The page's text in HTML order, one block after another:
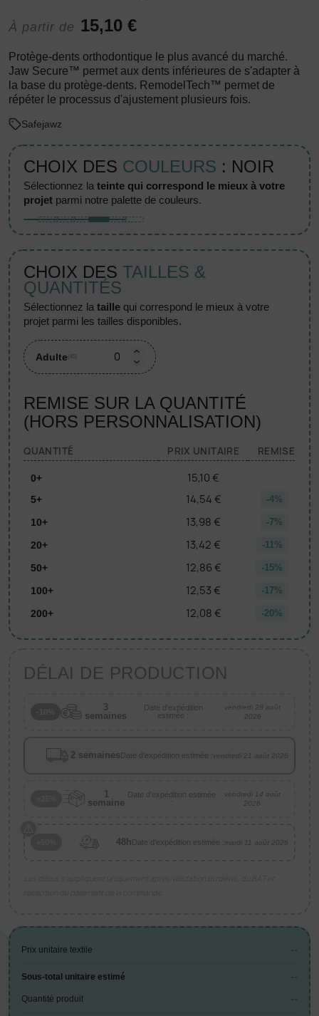
À partir de 15,10 €
Protège-dents orthodontique le plus avancé du marché.
Jaw Secure™ permet aux dents inférieures de s'adapter à
la base du protège-dents. RemodelTech™ permet de
répéter le processus d'ajustement plusieurs fois.
Safejawz
CHOIX DES COULEURS : NOIR
sélectionnez lateinte qui correspond le mieux à votre
projet parmi notre palette de couleurs.
CHOIX DES TAILLES &
QUANTITÉS
sélectionnez lataille qui correspond le mieux à votre
projet parmi les tailles disponibles.
Adulte (45)
REMISE SUR LA QUANTITÉ
(HORS PERSONNALISATION)
QUANTITÉ PRIX UNITAIRE REMISE
0+ 15,10 €
5+ 14,54 € -4%
10+ 13,98 € -7%
20+ 13,42 € -11%
50+ 12,86 € -15%
100+ 12,53 € -17%
200+ 12,08 € -20%
DÉLAI DE PRODUCTION
3
semaines
Date d'expédition
estimée :
vendredi 28 août
2026
2 semainesDate d'expédition estimée :vendredi 21 août 2026
1
semaine
Date d'expédition estimée
:
vendredi 14 août
2026
48hDate d'expédition estimée :mardi 11 août 2026
Prix unitaire textile --
Sous-total unitaire estimé --
Quantité produit --